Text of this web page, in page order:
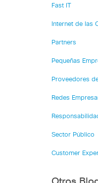
Fast IT
Internet de las
Partners
Pequeñas
Proveedores
Redes
Sector Público
Customer